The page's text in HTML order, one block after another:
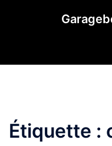
Étiquette :